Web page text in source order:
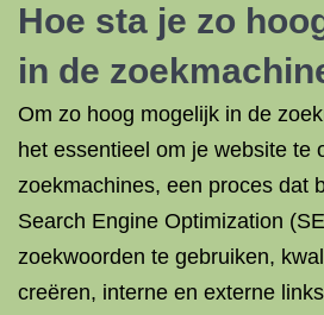
Hoe sta je zo
in de
Om zo hoog mogelijk in de
het essentieel om je website te
zoekmachines, een proces dat
Search Engine Optimization
zoekwoorden te gebruiken,
creëren, interne en externe